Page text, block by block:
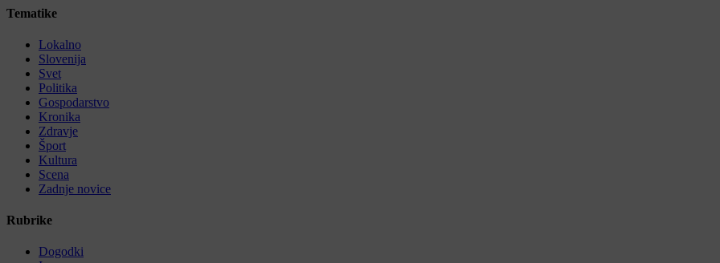
Tematike
Lokalno
Slovenija
Svet
Politika
Gospodarstvo
Kronika
Zdravje
Šport
Kultura
Scena
Zadnje novice
Rubrike
Dogodki